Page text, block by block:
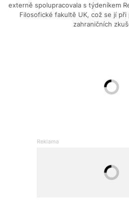
externě spolupracovala s týdeníkem
Filosofické fakultě UK, což se jí při
zahraničních